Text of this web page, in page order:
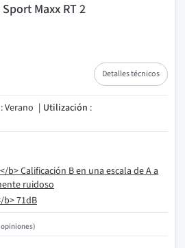
Maxx RT 2
Detalles técnicos
: Verano Utilización :
opiniones